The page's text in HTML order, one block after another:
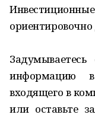
ориентировочно
информацию
входящего в
или оставьте